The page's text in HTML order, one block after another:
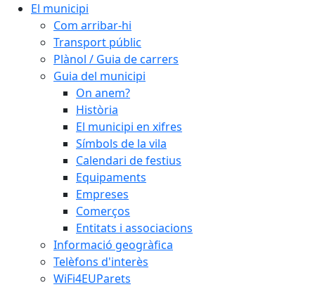
El municipi
Com arribar-hi
Transport públic
Plànol / Guia de carrers
Guia del municipi
On anem?
Història
El municipi en xifres
Símbols de la vila
Calendari de festius
Equipaments
Empreses
Comerços
Entitats i associacions
Informació geogràfica
Telèfons d'interès
WiFi4EUParets